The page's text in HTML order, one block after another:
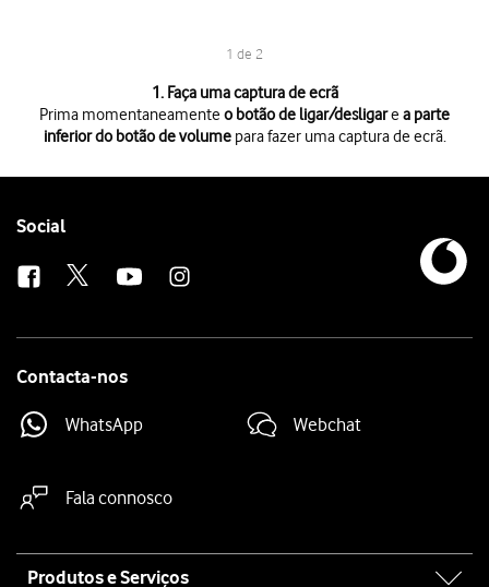
1 de 2
1. Faça uma captura de ecrã
Prima momentaneamenteo botão de ligar/desligarea parte
inferior do botão de volumepara fazer uma captura de ecrã.
Para modificar a captura de ecrã primaa captura de ecrãe siga as
Follow
Social
Contacta-nos
WhatsApp Webchat
Fala connosco
Produtos e Serviços